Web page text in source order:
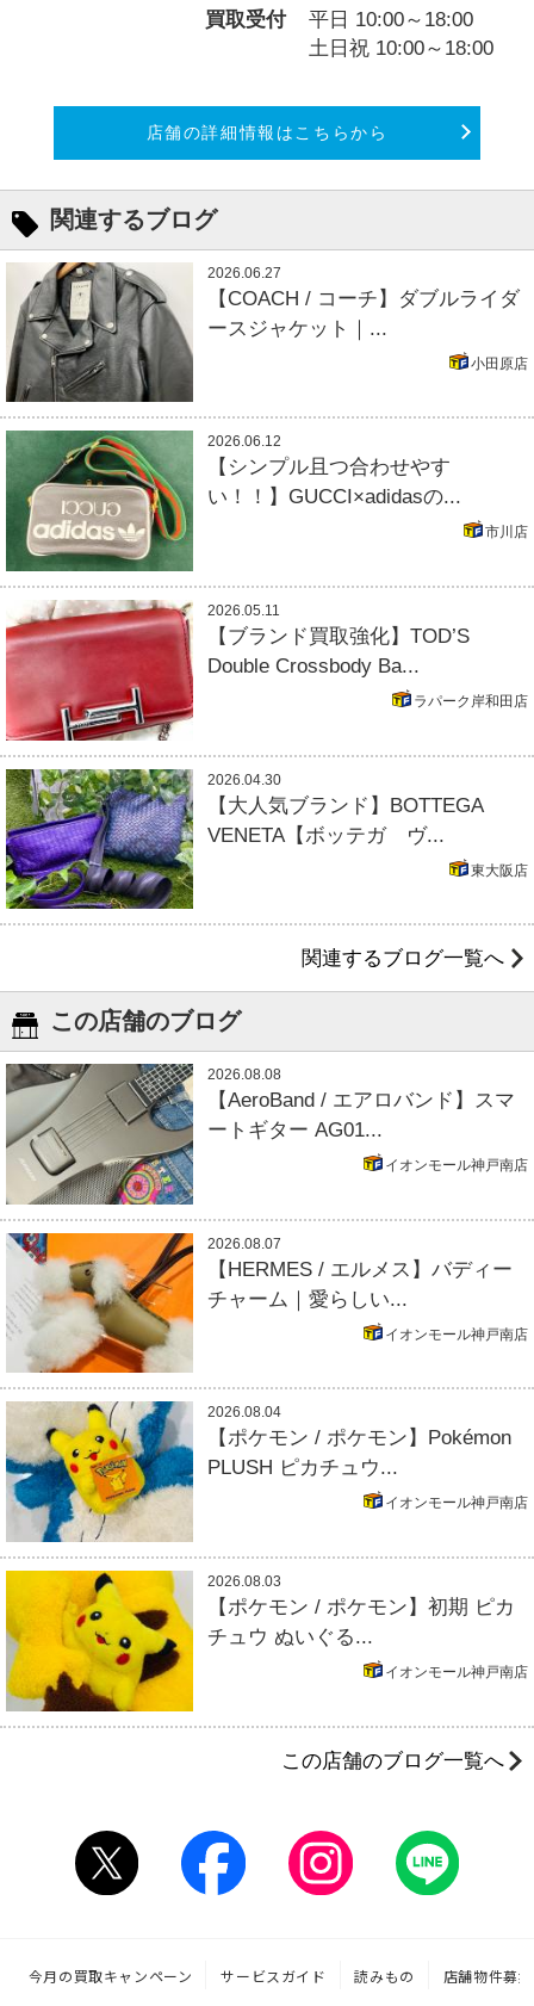
買取受付
平日 10:00～18:00
土日祝 10:00～18:00
店舗の詳細情報はこちらから
関連するブログ
2026.06.27
【COACH / コーチ】ダブルライダ
ースジャケット｜...
小田原店
2026.06.12
【シンプル且つ合わせやす
い！！】GUCCI×adidasの...
市川店
2026.05.11
【ブランド買取強化】TOD’S
Double Crossbody Ba...
ラパーク岸和田店
2026.04.30
【大人気ブランド】BOTTEGA
VENETA【ボッテガ ヴ...
東大阪店
関連するブログ一覧へ
この店舗のブログ
2026.08.08
【AeroBand / エアロバンド】スマ
ートギター AG01...
イオンモール神戸南店
2026.08.07
【HERMES / エルメス】バディー
チャーム｜愛らしい...
イオンモール神戸南店
2026.08.04
【ポケモン / ポケモン】Pokémon
PLUSH ピカチュウ...
イオンモール神戸南店
2026.08.03
【ポケモン / ポケモン】初期 ピカ
チュウ ぬいぐる...
イオンモール神戸南店
この店舗のブログ一覧へ
今月の買取キャンペーン サービスガイド 読みもの 店舗物件募集